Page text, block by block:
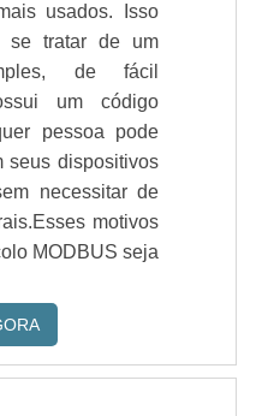
usados. Isso
se tratar de um
de fácil
um código
pessoa pode
seus dispositivos
necessitar de
motivos
MODBUS seja